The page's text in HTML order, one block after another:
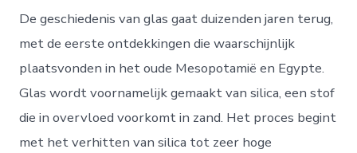
De geschiedenis van glas gaat duizenden jaren terug,
met de eerste ontdekkingen die waarschijnlijk
plaatsvonden in het oude Mesopotamië en Egypte.
Glas wordt voornamelijk gemaakt van silica, een stof
die in overvloed voorkomt in zand. Het proces begint
met het verhitten van silica tot zeer hoge